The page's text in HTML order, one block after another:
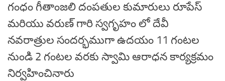
గంధం గీతాంజలి దంపతుల కుమారులు రూపేస్
మరియు వరుణ్ గారి స్వగృహం లో దేవీ
నవరాత్రుల సందర్భముగా ఉదయం 11 గంటల
నుండి 2 గంటల ‌వరకు స్వామి ఆరాధన కార్యక్రమం
నిర్వహించినారు